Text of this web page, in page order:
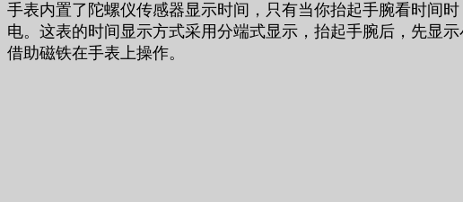
手表内置了陀螺仪传感器显示时间，只有当你抬起手腕看时间
电。这表的时间显示方式采用分端式显示，抬起手腕后，先显
借助磁铁在手表上操作。